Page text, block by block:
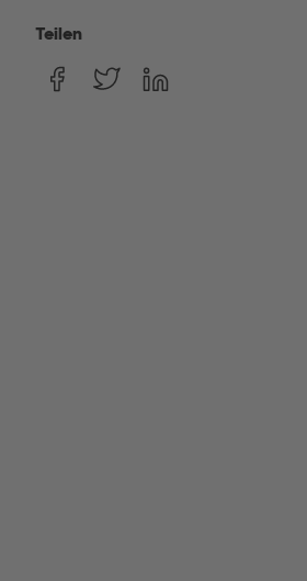
Teilen